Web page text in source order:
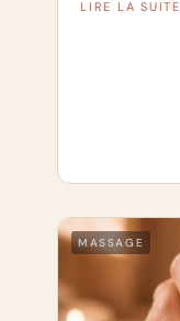
LIRE LA SUITE
MASSAGE